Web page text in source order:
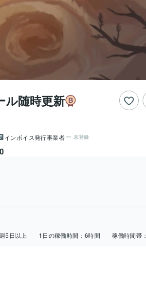
随時更新
インボイス発行事業者 未登録
週5日以上 1日の稼働時間： 6時間 稼働時間帯：